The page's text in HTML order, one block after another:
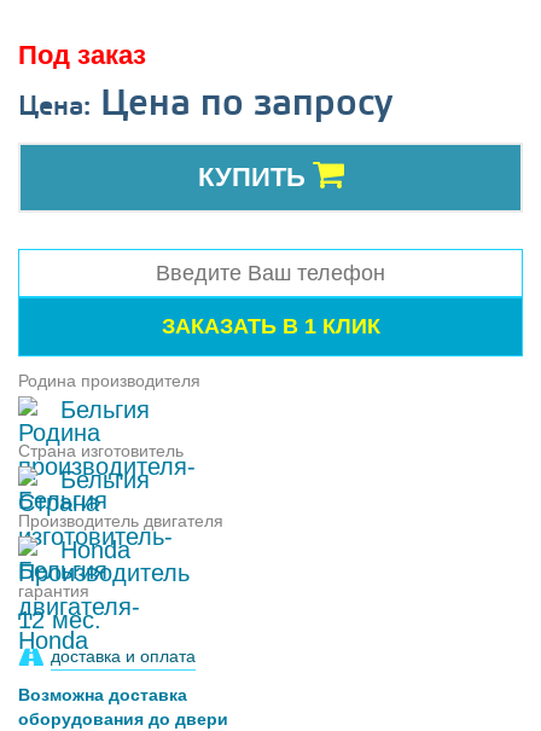
Под заказ
Цена: Цена по запросу
КУПИТЬ
Родина производителя
Бельгия
Страна изготовитель
Бельгия
Производитель двигателя
Honda
гарантия
12 мес.
доставка и оплата
Возможна доставка
оборудования до двери